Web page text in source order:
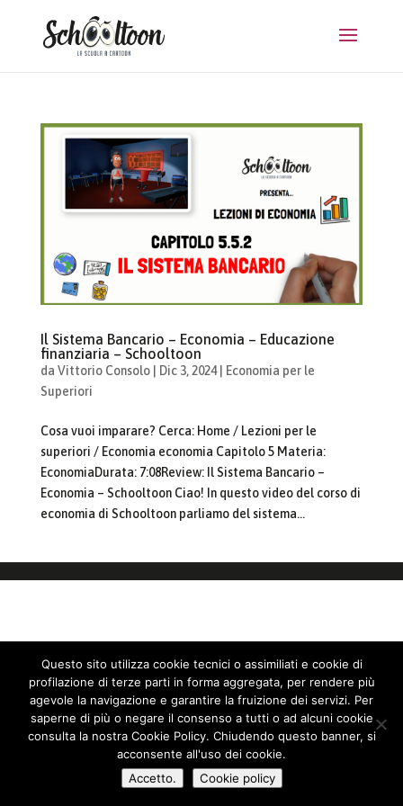
Il Sistema Bancario – Economia – Educazione
finanziaria – Schooltoon
da Vittorio Consolo| Dic 3, 2024| Economia per le
Superiori
Cosa vuoi imparare? Cerca: Home / Lezioni per le
superiori / Economia economia Capitolo 5 Materia:
EconomiaDurata: 7:08Review: Il Sistema Bancario –
Economia – Schooltoon Ciao! In questo video del corso di
economia di Schooltoon parliamo del sistema...
Questo sito utilizza cookie tecnici o assimiliati e cookie di
profilazione di terze parti in forma aggregata, per rendere più
agevole la navigazione e garantire la fruizione dei servizi. Per
saperne di più o negare il consenso a tutti o ad alcuni cookie
consulta la nostra Cookie Policy. Chiudendo questo banner, si
acconsente all'uso dei cookie.
Accetto.
Cookie policy